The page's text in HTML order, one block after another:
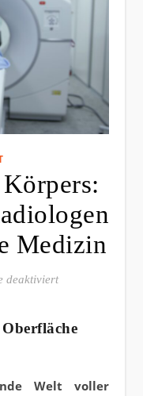
Medizin
deaktiviertfür Im Inneren